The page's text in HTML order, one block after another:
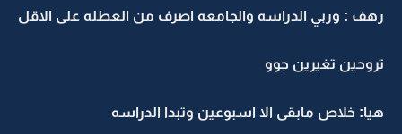
رهف : وربي الدراسه والجامعه اصرف من العطله على الاقل
تروحين تغيرين جوو
هيا: خلاص مابقى الا اسبوعين وتبدا الدراسه